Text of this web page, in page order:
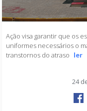
Ação visa garantir que os
uniformes necessários o
transtornos do atraso ler
24